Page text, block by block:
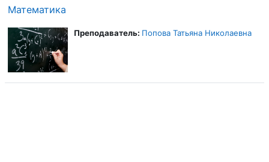
Математика
Преподаватель: Попова Татьяна Николаевна